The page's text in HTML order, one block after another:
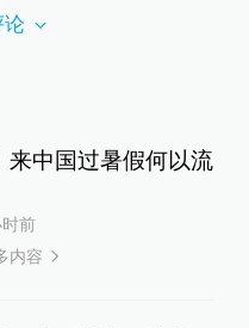
论
来中国过暑假何以流
前
内容